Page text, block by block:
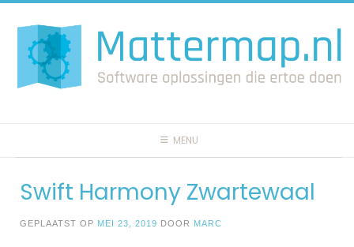
naar
inhoud
MENU
Swift Harmony Zwartewaal
GEPLAATST OP MEI 23, 2019 DOOR MARC